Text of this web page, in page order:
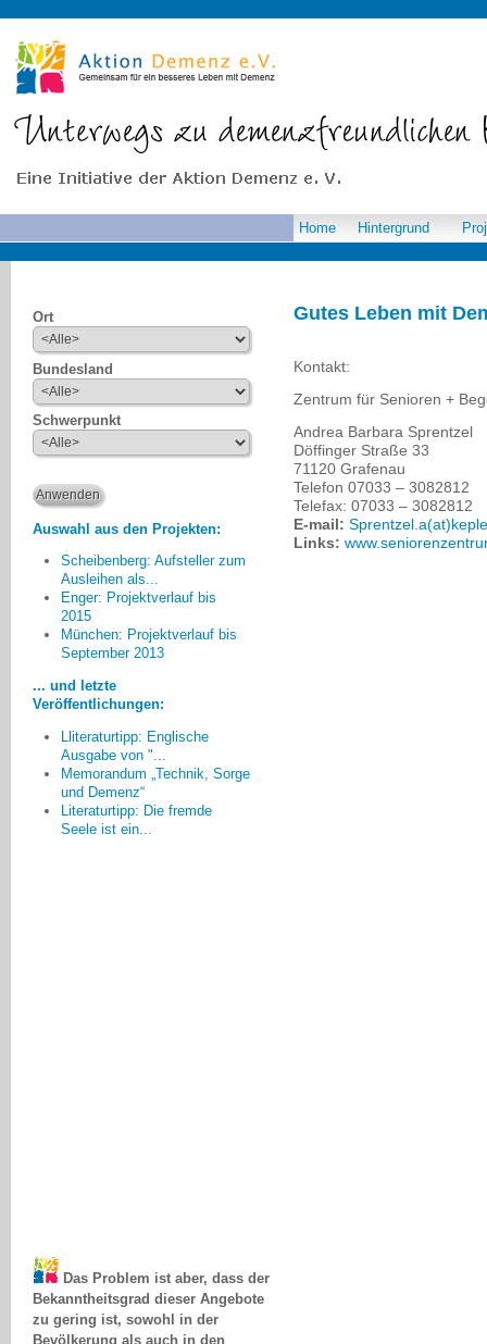
Gutes Leben mit
Kontakt:
Zentrum für Senioren +
Andrea Barbara Sprentzel
Döffinger Straße 33
71120 Grafenau
Telefon 07033 – 3082812
Telefax: 07033 – 3082812
E-mail:
Links:
Home Hintergrund
Ort
Bundesland
Schwerpunkt
Auswahl aus den Projekten:
Scheibenberg: Aufsteller zum
Ausleihen als...
Enger: Projektverlauf bis
2015
München: Projektverlauf bis
September 2013
... und letzte
Veröffentlichungen:
Lliteraturtipp: Englische
Ausgabe von "...
Memorandum „Technik, Sorge
und Demenz“
Literaturtipp: Die fremde
Seele ist ein...
Wirkliche Verbesserungen für
die Situation der Menschen mit
wenn Formen der
Gemeinsamkeiten weiter entwickelt
und ausgelebt werden.
Günter Niermann, Enger
Bekanntheitsgrad dieser Angebote
zu gering ist, sowohl in der
Bevölkerung als auch in den